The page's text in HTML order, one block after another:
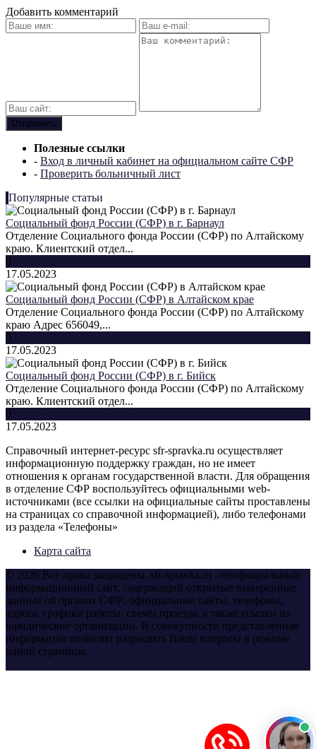
Добавить комментарий
Полезные ссылки
- Вход в личный кабинет на официальном сайте СФР
- Проверить больничный лист
Популярные статьи
Социальный фонд России (СФР) в г. Барнаул
Отделение Социального фонда России (СФР) по Алтайскому
краю. Клиентский отдел...
0
17.05.2023
Социальный фонд России (СФР) в Алтайском крае
Отделение Социального фонда России (СФР) по Алтайскому
краю Адрес 656049,...
0
17.05.2023
Социальный фонд России (СФР) в г. Бийск
Отделение Социального фонда России (СФР) по Алтайскому
краю. Клиентский отдел...
0
17.05.2023
Справочный интернет-ресурс sfr-spravka.ru осуществляет
информационную поддержку граждан, но не имеет
отношения к органам государственной власти. Для обращения
в отделение СФР воспользуйтесь официальными web-
источниками (все ссылки на официальные сайты проставлены
на страницах со справочной информацией), либо телефонами
из раздела «Телефоны»
Карта сайта
© 2026 Все права защищены. sfr-spravka.ru - неофициальный
информационный сайт, содержащий открытые выверенные
данные об органах СФР: официальные сайты, телефоны,
адреса, графики работы, схемы проезда, а также ссылки на
юридические организации. В совокупности представленная
информация позволит разрешить Ваши вопросы в режиме
одной страницы.